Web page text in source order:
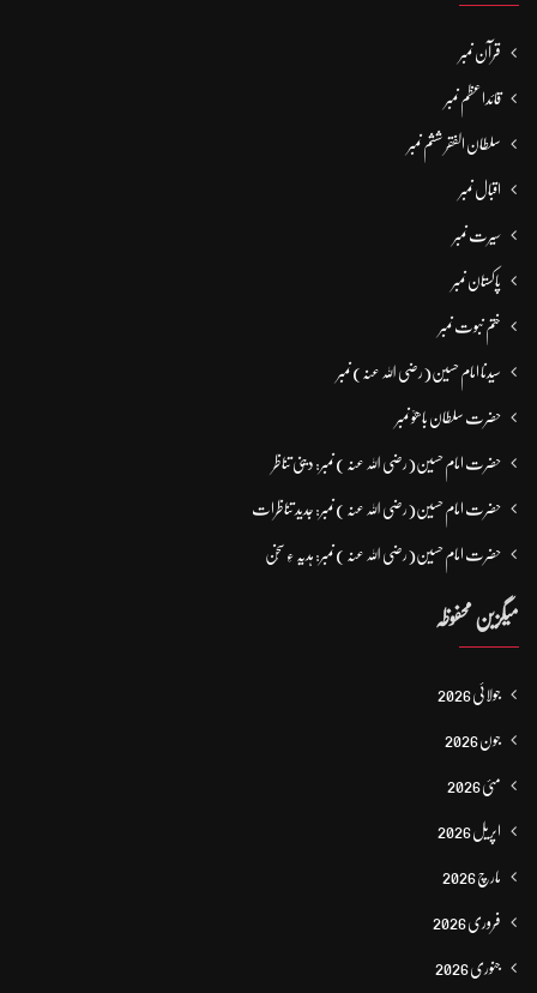
قرآن نمبر
قائداعظم نمبر
سلطان الفقر ششم نمبر
اقبال نمبر
سیرت نمبر
پاکستان نمبر
ختم نبوت نمبر
سیدنا امام حسین(رضی اللہ عنہ) نمبر
حضرت سلطان باھوؒ نمبر
حضرت امام حسین(رضی اللہ عنہ ) نمبر: دینی تناظر
حضرت امام حسین(رضی اللہ عنہ ) نمبر: جدید تناظرات
حضرت امام حسین(رضی اللہ عنہ ) نمبر: ہدیہ ءِ سُخن
میگزین محفوظہ
جولائی 2026
جون 2026
مئی 2026
اپریل 2026
مارچ 2026
فروری 2026
جنوری 2026